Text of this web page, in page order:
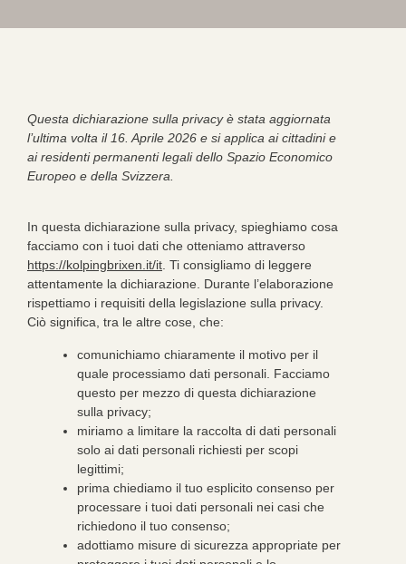
Questa dichiarazione sulla privacy è stata aggiornata
l’ultima volta il 16. Aprile 2026 e si applica ai cittadini e
ai residenti permanenti legali dello Spazio Economico
Europeo e della Svizzera.
In questa dichiarazione sulla privacy, spieghiamo cosa
facciamo con i tuoi dati che otteniamo attraverso
https://kolpingbrixen.it/it . Ti consigliamo di leggere
attentamente la dichiarazione. Durante l’elaborazione
rispettiamo i requisiti della legislazione sulla privacy.
Ciò significa, tra le altre cose, che:
comunichiamo chiaramente il motivo per il
quale processiamo dati personali. Facciamo
questo per mezzo di questa dichiarazione
sulla privacy;
miriamo a limitare la raccolta di dati personali
solo ai dati personali richiesti per scopi
legittimi;
prima chiediamo il tuo esplicito consenso per
processare i tuoi dati personali nei casi che
richiedono il tuo consenso;
adottiamo misure di sicurezza appropriate per